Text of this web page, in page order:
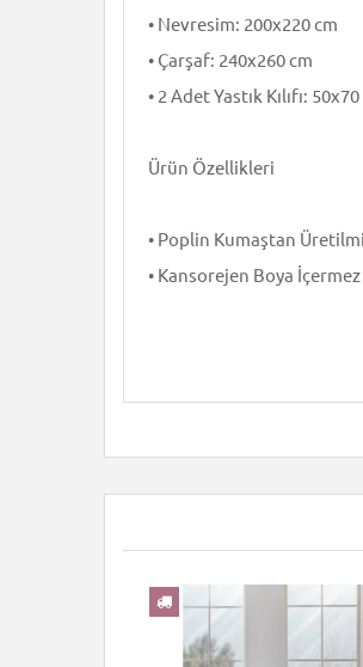
• Nevresim: 200x220 cm
• Çarşaf: 240x260 cm
• 2 Adet Yastık Kılıfı:
Ürün Özellikleri
• Poplin Kumaştan
• Kansorejen Boya İçermez